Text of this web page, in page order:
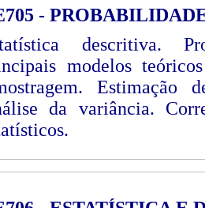
-
descritiva.
modelos
Estimação
da variância.